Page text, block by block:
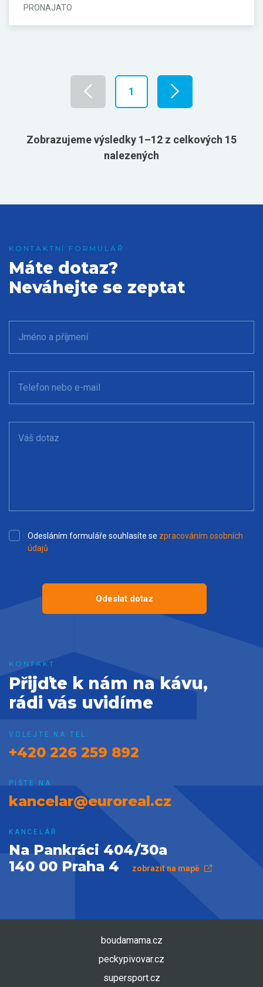
PRONAJATO
1
Zobrazujeme výsledky 1–12 z celkových 15
nalezených
Máte dotaz?
Neváhejte se zeptat
Jméno a příjmení
Telefon nebo e-mail
Váš dotaz
Odesláním formuláře souhlasíte se zpracováním osobních
údajů
Odeslat dotaz
Přijďte k nám na kávu,
rádi vás uvidíme
VOLEJTE NA TEL.:
+420 226 259 892
PIŠTE NA:
kancelar@euroreal.cz
KANCELÁŘ:
Na Pankráci 404/30a
140 00 Praha 4
zobrazit na mapě
boudamama.cz
peckypivovar.cz
supersport.cz